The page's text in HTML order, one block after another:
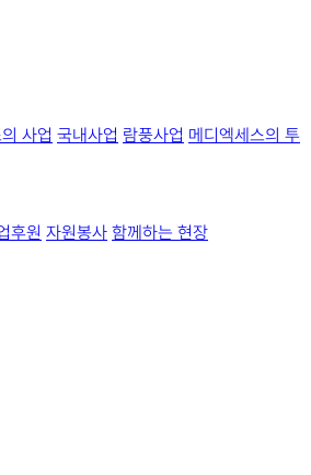
사업 국내사업 람풍사업 메디엑세스의 투
후원 자원봉사 함께하는 현장